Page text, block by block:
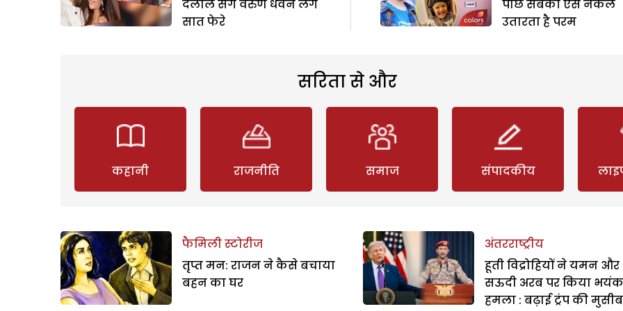
दलाल संग वरुण धवन लेंगे
सात फेरे
पीछे सबकी ऐसे नकल
उतारता है परम
सरिता से और
कहानी राजनीति समाज संपादकीय
फैमिली स्टोरीज
तृप्त मन: राजन ने कैसे बचाया
बहन का घर
अंतरराष्ट्रीय
हूती विद्रोहियों ने यमन और
सऊदी अरब पर किया
हमला : बढ़ाई ट्रंप की